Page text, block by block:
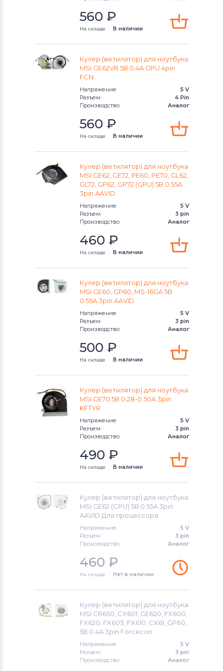
Вентиляторы (кулеры)FCN
Вентиляторы (кулеры)MSI
Вентиляторы (кулеры)
Вентиляторы (кулеры)Hasee
Вентиляторы (кулеры)IBM
Вентиляторы (кулеры)
Вентиляторы (кулеры)
Вентиляторы (кулеры)Samsung
Вентиляторы (кулеры)Fujitsu
Вентиляторы (кулеры)
Вентиляторы (кулеры)
Вентиляторы (кулеры)Haier
Вентиляторы (кулеры)
Вентиляторы (кулеры)
Вентиляторы (кулеры)iRu
Вентиляторы (кулеры)Toshiba
Вентиляторы (кулеры)
Вентиляторы (кулеры)
Универсальный
Вентиляторы (кулеры)Asus
Вентиляторы (кулеры)Alienware
Вентиляторы (кулеры)Casper
S Series
Wind Series
560 ₽
На складе В наличии
Кулер (ветилятор) для ноутбука
MSI GE62VR 5В 0.4A GPU 4pin
FCN
Напряжение
5 V
Разъем
4 Pin
Производство
Аналог
560 ₽
На складе В наличии
Кулер (ветилятор) для ноутбука
MSI GE62, GE72, PE60, PE70, GL62,
GL72, GP62, GP72 (GPU) 5В 0.55A
3pin AAVID
Напряжение
5 V
Разъем
3 pin
Производство
Аналог
460 ₽
На складе В наличии
Кулер (ветилятор) для ноутбука
MSI GE60, GP60, MS-16GA 5В
0.55A 3pin AAVID
Напряжение
5 V
Разъем
3 pin
Производство
Аналог
500 ₽
На складе В наличии
Кулер (ветилятор) для ноутбука
MSI GE70 5В 0.28-0.50A 3pin
KFTYR
Напряжение
5 V
Разъем
3 pin
Производство
Аналог
490 ₽
На складе В наличии
Кулер (ветилятор) для ноутбука
MSI GE62 (CPU) 5В 0.55A 3pin
AAVID Для процессора
Напряжение
5 V
Разъем
3 pin
Производство
Аналог
460 ₽
На складе Нет в наличии
Кулер (ветилятор) для ноутбука
MSI CR650, CX601, GE620, FX600,
FX620, FX603, FX610, CX61, GP60,
5В 0.4A 3pin Forcecon
Напряжение
5 V
Разъем
3 pin
Производство
Аналог